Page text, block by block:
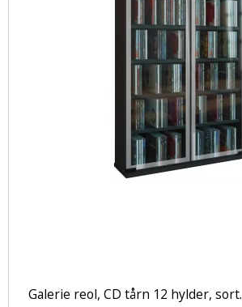
Galerie reol, CD tårn 12 hylder, sort.